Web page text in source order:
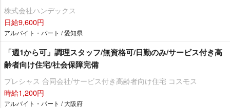
株式会社ハンデックス
日給9,600円
アルバイト・パート / 愛知県
「週1から可」調理スタッフ/無資格可/日勤のみ/サービス付き高
齢者向け住宅/社会保障完備
プレシャス 合同会社/サービス付き高齢者向け住宅 コスモス
時給1,200円
アルバイト・パート / 大阪府